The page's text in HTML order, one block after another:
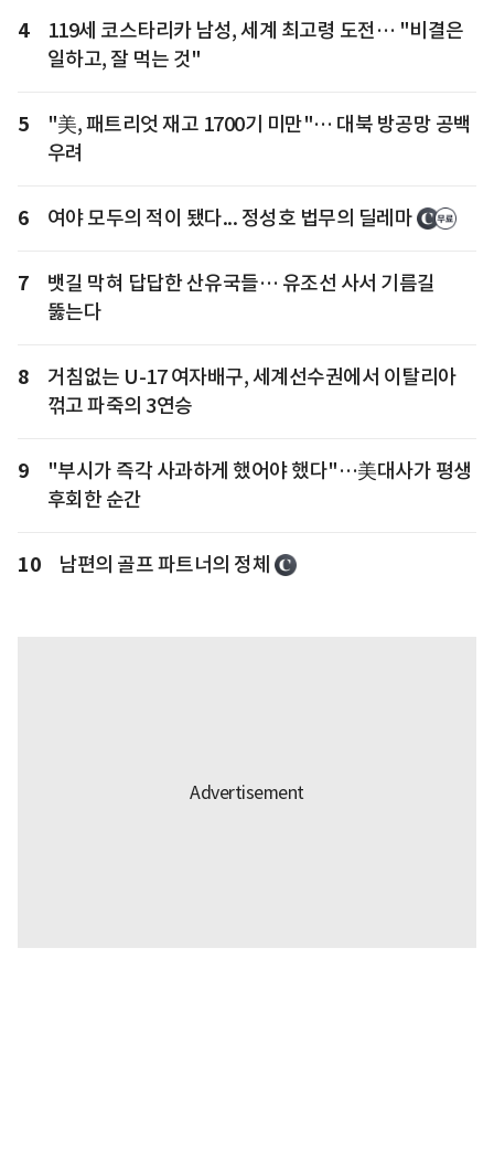
4
119세 코스타리카 남성, 세계 최고령 도전… "비결은
일하고, 잘 먹는 것"
5
"美, 패트리엇 재고 1700기 미만"… 대북 방공망 공백
우려
6 여야 모두의 적이 됐다... 정성호 법무의 딜레마
7
뱃길 막혀 답답한 산유국들… 유조선 사서 기름길
뚫는다
8
거침없는 U-17 여자배구, 세계선수권에서 이탈리아
꺾고 파죽의 3연승
9
"부시가 즉각 사과하게 했어야 했다"…美대사가 평생
후회한 순간
10 남편의 골프 파트너의 정체